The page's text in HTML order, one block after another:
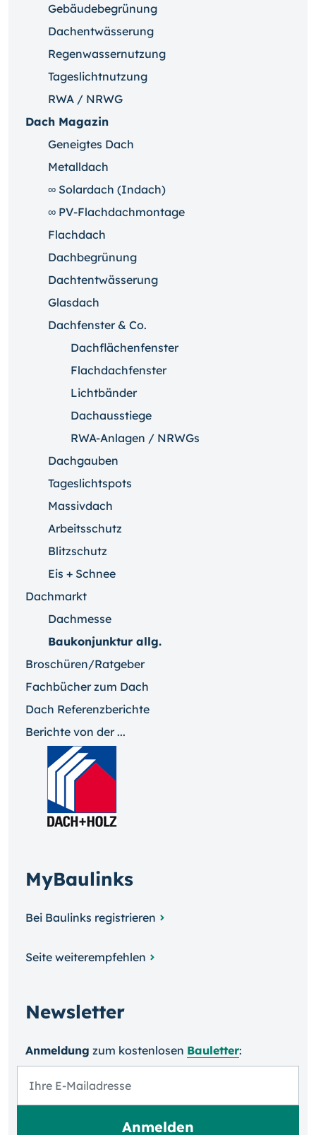
Gebäudebegrünung
Dachentwässerung
Regenwassernutzung
Tageslichtnutzung
RWA / NRWG
Dach Magazin
Geneigtes Dach
Metalldach
∞ Solardach (Indach)
∞ PV-Flachdachmontage
Flachdach
Dachbegrünung
Dachtentwässerung
Glasdach
Dachfenster & Co.
Dachflächenfenster
Flachdachfenster
Lichtbänder
Dachausstiege
RWA-Anlagen / NRWGs
Dachgauben
Tageslichtspots
Massivdach
Arbeitsschutz
Blitzschutz
Eis + Schnee
Dachmarkt
Dachmesse
Baukonjunktur allg.
Broschüren/Ratgeber
Fachbücher zum Dach
Dach Referenzberichte
Berichte von der ...
MyBaulinks
Bei Baulinks registrieren
Seite weiterempfehlen
Newsletter
Anmeldung zum kosten­losen Bauletter: